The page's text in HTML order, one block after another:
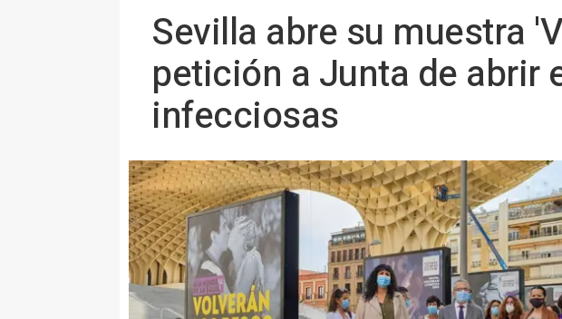
Sevilla abre su muestra
petición a Junta de abrir
infecciosas